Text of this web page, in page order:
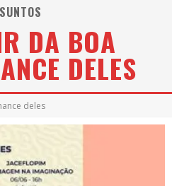
Como a Cortex seduziu Google, AWS e McDonald’s com IA para o go-to-market
Democratização do malte: Proibida utiliza estratégia de custo-benefício para o lazer do brasileiro
DA BOA
DELES
deles